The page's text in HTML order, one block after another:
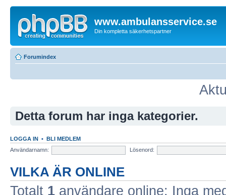
www.ambulansservice.se
Din kompletta säkerhetspartner
Forumindex
Detta forum har inga kategorier.
LOGGA IN • BLI MEDLEM
Användarnamn:
Lösenord:
VILKA ÄR ONLINE
Totalt 1 användare online: Inga